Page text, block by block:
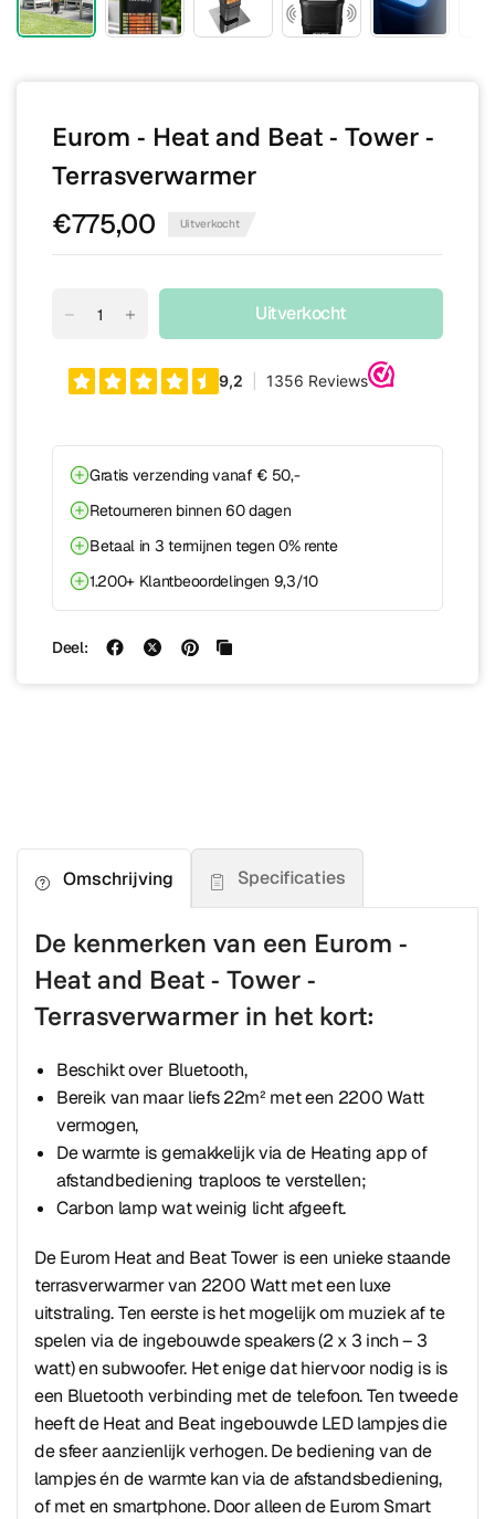
Eurom - Heat and Beat - Tower -
Terrasverwarmer
€775,00 Uitverkocht
Uitverkocht
Gratis verzending vanaf € 50,-
Retourneren binnen 60 dagen
Betaal in 3 termijnen tegen 0% rente
1.200+ Klantbeoordelingen 9,3/10
Deel:
Omschrijving Specificaties
De kenmerken van een Eurom -
Heat and Beat - Tower -
Terrasverwarmer in het kort:
Beschikt over Bluetooth,
Bereik van maar liefs 22m² met een 2200 Watt
vermogen,
De warmte is gemakkelijk via de Heating app of
afstandbediening traploos te verstellen;
Carbon lamp wat weinig licht afgeeft.
De Eurom Heat and Beat Tower is een unieke staande
terrasverwarmer van 2200 Watt met een luxe
uitstraling. Ten eerste is het mogelijk om muziek af te
spelen via de ingebouwde speakers (2 x 3 inch – 3
watt) en subwoofer. Het enige dat hiervoor nodig is is
een Bluetooth verbinding met de telefoon. Ten tweede
heeft de Heat and Beat ingebouwde LED lampjes die
de sfeer aanzienlijk verhogen. De bediening van de
lampjes én de warmte kan via de afstandsbediening,
of met en smartphone. Door alleen de Eurom Smart